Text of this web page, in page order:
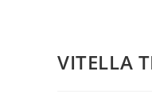
20
VITELLA